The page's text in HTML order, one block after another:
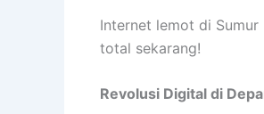
Internet lemot di
total sekarang!
Revolusi Digital di